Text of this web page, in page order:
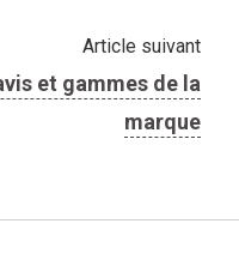
Article suivant
et gammes de la
marque